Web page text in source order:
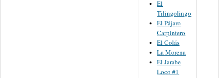
El
Tilingolingo
El Pájaro
Carpintero
El Colás
La Morena
El Jarabe
Loco #1